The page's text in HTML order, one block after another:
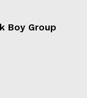
Boy Group